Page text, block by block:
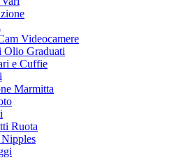
Videocamere
Olio Graduati
e Cuffie
Marmitta
Ruota